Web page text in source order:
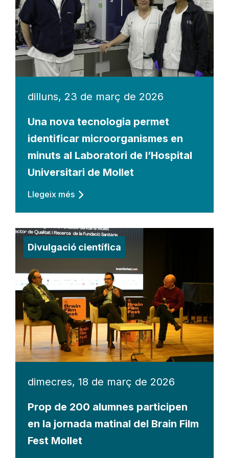
dilluns, 23 de març de 2026
Una nova tecnologia permet
identificar microorganismes en
minuts al Laboratori de l’Hospital
Universitari de Mollet
Llegeix més
Divulgació científica
dimecres, 18 de març de 2026
Prop de 200 alumnes participen
en la jornada matinal del Brain Film
Fest Mollet